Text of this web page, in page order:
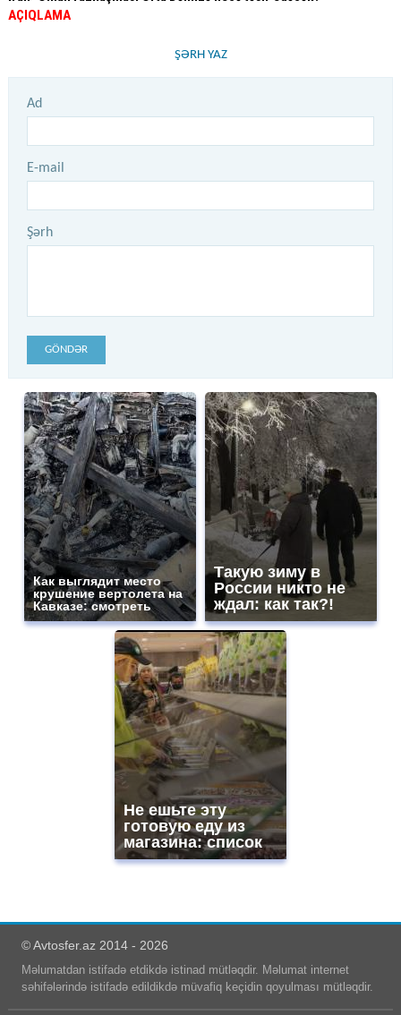
AÇIQLAMA
ŞƏRH YAZ
Ad
E-mail
Şərh
GÖNDƏR
Как выглядит место
крушение вертолета на
Кавказе: смотреть
Такую зиму в
России никто не
ждал: как так?!
Не ешьте эту
готовую еду из
магазина: список
© Avtosfer.az 2014 - 2026
Məlumatdan istifadə etdikdə istinad mütləqdir. Məlumat internet
səhifələrində istifadə edildikdə müvafiq keçidin qoyulması mütləqdir.